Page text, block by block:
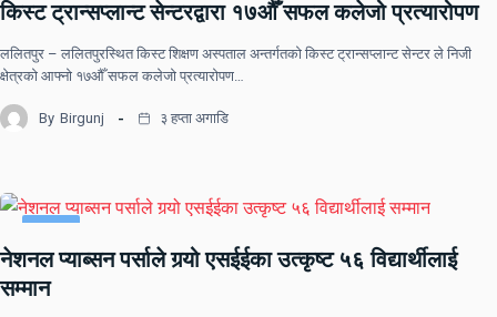
किस्ट ट्रान्सप्लान्ट सेन्टरद्वारा १७औँ सफल कलेजो प्रत्यारोपण
ललितपुर – ललितपुरस्थित किस्ट शिक्षण अस्पताल अन्तर्गतको किस्ट ट्रान्सप्लान्ट सेन्टर ले निजी
क्षेत्रको आफ्नो १७औँ सफल कलेजो प्रत्यारोपण…
By Birgunj ३ हप्ता अगाडि
नेशनल प्याब्सन पर्साले गर्‍यो एसईईका उत्कृष्ट ५६ विद्यार्थीलाई
सम्मान